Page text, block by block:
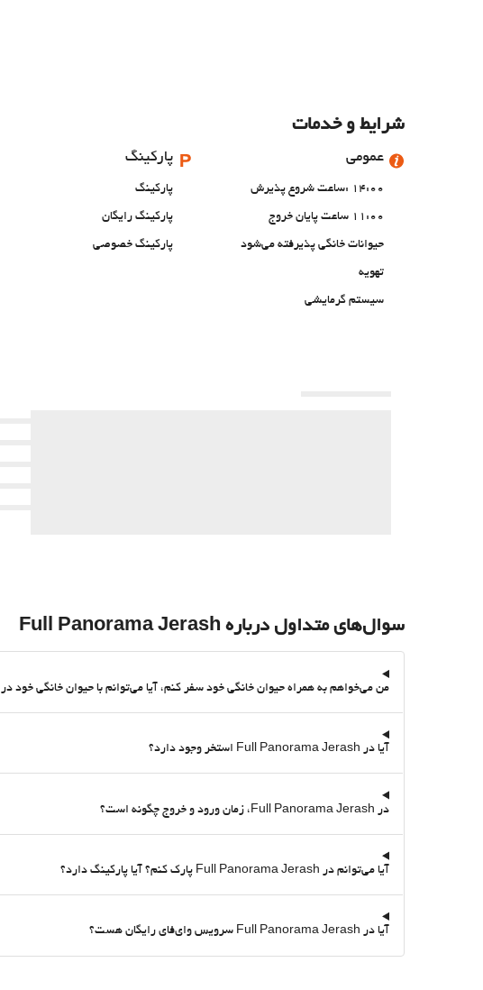
شرایط و خدمات
عمومی
14:00 :ساعت شروع پذیرش
11:00 ساعت پایان خروج
حیوانات خانگی پذیرفته می‌شود
تهویه
سیستم گرمایشی
پارکینگ
پارکینگ
پارکینگ رایگان
پارکینگ خصوصی
سوال‌های متداول درباره Full Panorama Jerash
من می‌خواهم به همراه حیوان خانگی خود سفر کنم، آیا می‌توانم با حیوان خانگی خود در Full Panorama Jerash بمانم؟ آیا آن اقامتگاه دوستدار حیوانات خانگی است؟
آیا در Full Panorama Jerash استخر وجود دارد؟
در Full Panorama Jerash، زمان ورود و خروج چگونه است؟
آیا می‌توانم در Full Panorama Jerash پارک کنم؟ آیا پارکینگ دارد؟
آیا در Full Panorama Jerash سرویس وای‌فای رایگان هست؟